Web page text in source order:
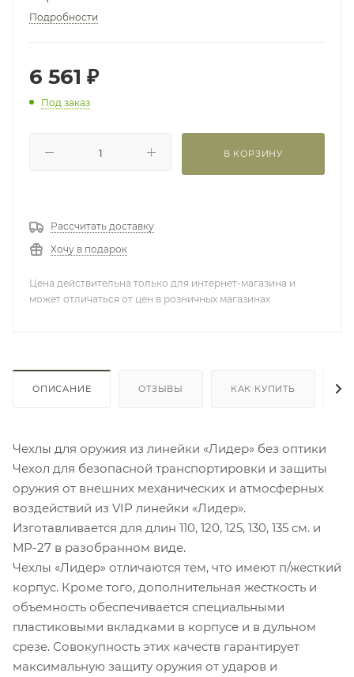
Подробности
6 561 ₽
Под заказ
В КОРЗИНУ
Рассчитать доставку
Хочу в подарок
Цена действительна только для интернет-магазина и
может отличаться от цен в розничных магазинах
ОПИСАНИЕ ОТЗЫВЫ КАК КУПИТЬ
Чехлы для оружия из линейки «Лидер» без оптики
Чехол для безопасной транспортировки и защиты
оружия от внешних механических и атмосферных
воздействий из VIP линейки «Лидер».
Изготавливается для длин 110, 120, 125, 130, 135 см. и
МР-27 в разобранном виде.
Чехлы «Лидер» отличаются тем, что имеют п/жесткий
корпус. Кроме того, дополнительная жесткость и
объемность обеспечивается специальными
пластиковыми вкладками в корпусе и в дульном
срезе. Совокупность этих качеств гарантирует
максимальную защиту оружия от ударов и